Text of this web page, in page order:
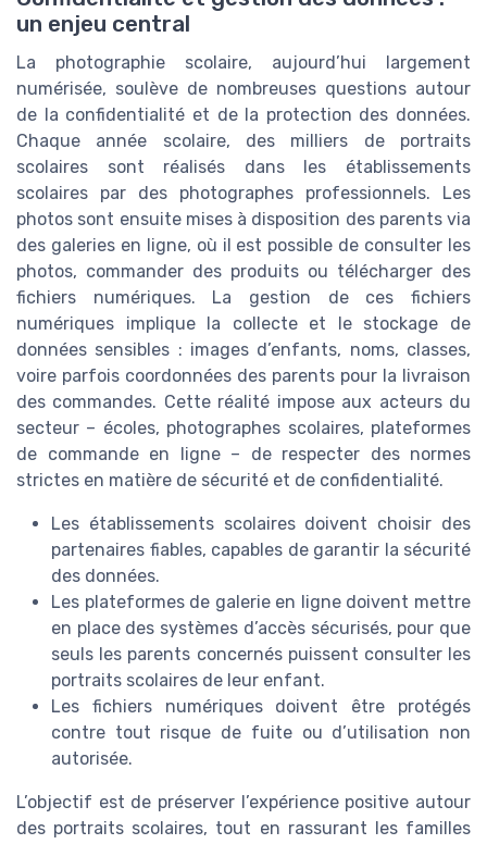
un enjeu central
La photographie scolaire, aujourd’hui largement
numérisée, soulève de nombreuses questions autour
de la confidentialité et de la protection des données.
Chaque année scolaire, des milliers de portraits
scolaires sont réalisés dans les établissements
scolaires par des photographes professionnels. Les
photos sont ensuite mises à disposition des parents via
des galeries en ligne, où il est possible de consulter les
photos, commander des produits ou télécharger des
fichiers numériques. La gestion de ces fichiers
numériques implique la collecte et le stockage de
données sensibles : images d’enfants, noms, classes,
voire parfois coordonnées des parents pour la livraison
des commandes. Cette réalité impose aux acteurs du
secteur – écoles, photographes scolaires, plateformes
de commande en ligne – de respecter des normes
strictes en matière de sécurité et de confidentialité.
Les établissements scolaires doivent choisir des
partenaires fiables, capables de garantir la sécurité
des données.
Les plateformes de galerie en ligne doivent mettre
en place des systèmes d’accès sécurisés, pour que
seuls les parents concernés puissent consulter les
portraits scolaires de leur enfant.
Les fichiers numériques doivent être protégés
contre tout risque de fuite ou d’utilisation non
autorisée.
L’objectif est de préserver l’expérience positive autour
des portraits scolaires, tout en rassurant les familles